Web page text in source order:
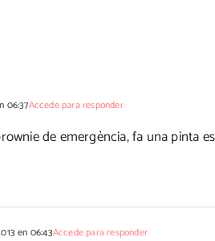
06:37Accede para responder
de emergència, fa una pinta
en 06:43Accede para responder